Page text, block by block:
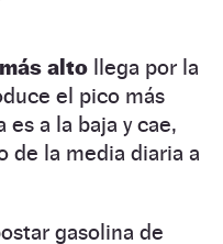
alto llega por la
el pico más
a la baja y cae,
de la media diaria a
gasolina de